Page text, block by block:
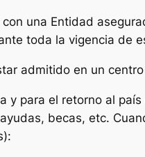
una Entidad
toda la vigencia de
admitido en un
y para el retorno al
becas, etc.